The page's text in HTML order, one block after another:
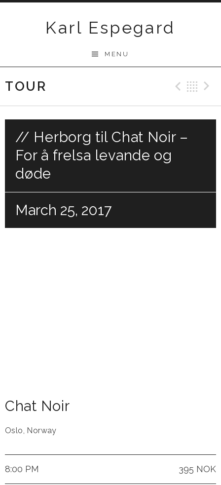
Karl Espegard
MENU
TOUR
// Herborg til Chat Noir –
For å frelsa levande og
døde
March 25, 2017
Chat Noir
Oslo, Norway
8:00 PM 395 NOK